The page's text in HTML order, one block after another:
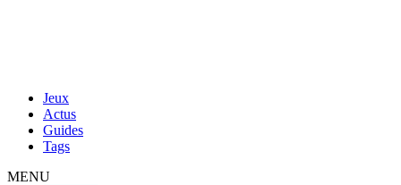
Jeux
Actus
Guides
Tags
MENU